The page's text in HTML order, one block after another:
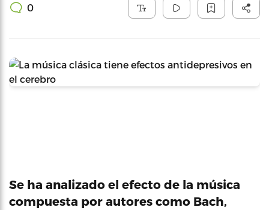
0
Se ha analizado el efecto de la música
compuesta por autores como Bach,